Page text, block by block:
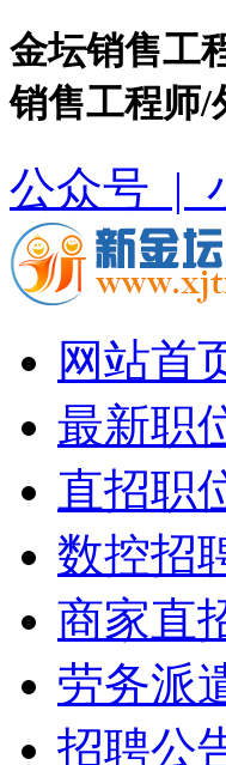
金坛销售工
销售工程师/
公众号 |
网站首
最新职
直招职
数控招
商家直
劳务派
招聘公